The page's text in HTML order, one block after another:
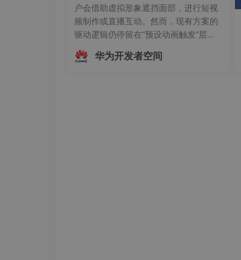
户会借助虚拟形象遮挡面部，进行短视
频制作或直播互动。然而，现有方案的
驱动逻辑仍停留在“预设动画触发”层
面，主播的真实动作、姿态变化及情绪
起伏无法被实时解析与映射。这种遮挡
华为开发者空间